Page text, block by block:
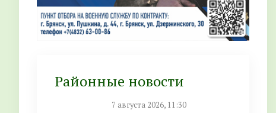
Районные новости
7 августа 2026, 11:30